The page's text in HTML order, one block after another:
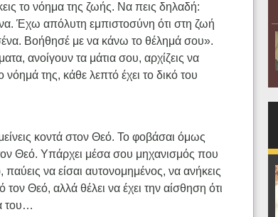
το νόημα της ζωής. Να πεις δηλαδή:
Έχω απόλυτη εμπιστοσύνη ότι στη ζωή
Βοήθησέ με να κάνω το θέλημά σου».
ανοίγουν τα μάτια σου, αρχίζεις να
της, κάθε λεπτό έχει το δικό του
κοντά στον Θεό. Το φοβάσαι όμως
Θεό. Υπάρχει μέσα σου μηχανισμός που
να είσαι αυτονομημένος, να ανήκεις
Θεό, αλλά θέλει να έχει την αίσθηση ότι
του…